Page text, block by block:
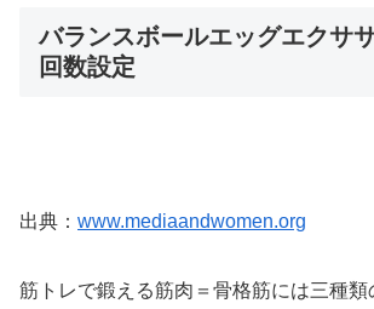
バランスボールエッグエクサ
回数設定
出典： www.mediaandwomen.org
筋トレで鍛える筋肉＝骨格筋には三種類